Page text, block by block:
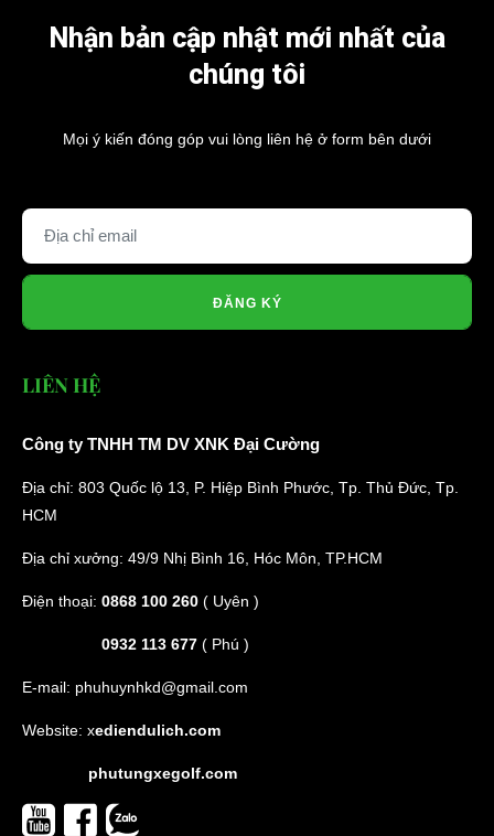
Nhận bản cập nhật mới nhất của
chúng tôi
Mọi ý kiến đóng góp vui lòng liên hệ ở form bên dưới
ĐĂNG KÝ
LIÊN HỆ
Công ty TNHH TM DV XNK Đại Cường
Địa chỉ: 803 Quốc lộ 13, P. Hiệp Bình Phước, Tp. Thủ Đức, Tp.
HCM
Địa chỉ xưởng: 49/9 Nhị Bình 16, Hóc Môn, TP.HCM
Điện thoại: 0868 100 260 ( Uyên )
0932 113 677 ( Phú )
E-mail: phuhuynhkd@gmail.com
Website: xediendulich.com
phutungxegolf.com